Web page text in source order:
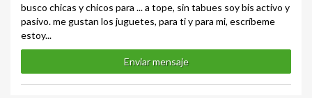
busco chicas y chicos para ... a tope, sin tabues soy bis activo y
pasivo. me gustan los juguetes, para ti y para mi, escríbeme
estoy...
Enviar mensaje